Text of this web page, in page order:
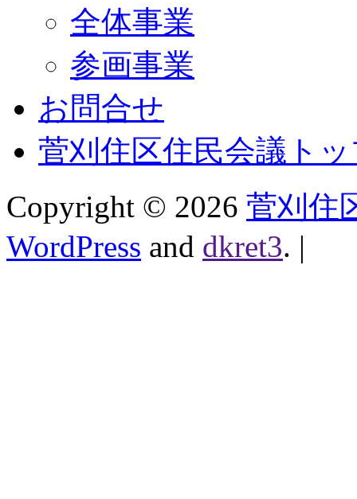
全体事業
参画事業
お問合せ
菅刈住区住民会議ト
Copyright © 2026 菅刈住
WordPress and dkret3. |